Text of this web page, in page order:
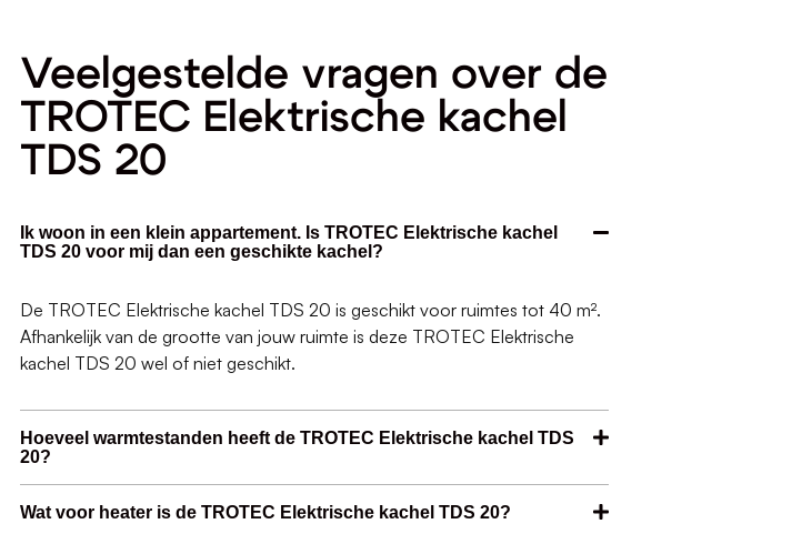
Veelgestelde vragen over de
TROTEC Elektrische kachel
TDS 20
Ik woon in een klein appartement. Is TROTEC Elektrische kachel
TDS 20 voor mij dan een geschikte kachel?
De TROTEC Elektrische kachel TDS 20 is geschikt voor ruimtes tot 40 m².
Afhankelijk van de grootte van jouw ruimte is deze TROTEC Elektrische
kachel TDS 20 wel of niet geschikt.
Hoeveel warmtestanden heeft de TROTEC Elektrische kachel TDS
20?
Wat voor heater is de TROTEC Elektrische kachel TDS 20?